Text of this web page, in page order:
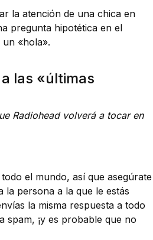
la atención de una chica en
pregunta hipotética en el
«hola».
las «últimas
Radiohead volverá a tocar en
el mundo, así que asegúrate
la persona a la que le estás
la misma respuesta a todo
spam, ¡y es probable que no